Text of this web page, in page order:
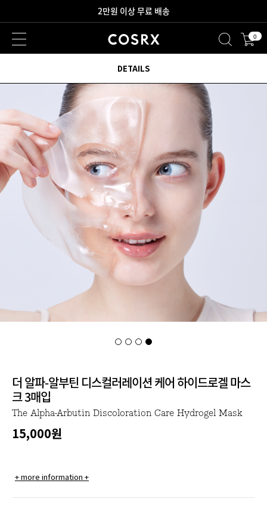
2만원 이상 무료 배송
새로워진 회원 혜택을 만나보세요! 0
더 알파-알부틴 디스컬러레이션 케어 하이드로겔 마스
크 3매입
The Alpha-Arbutin Discoloration Care Hydrogel Mask
15,000원
+ more information +
DETAILS